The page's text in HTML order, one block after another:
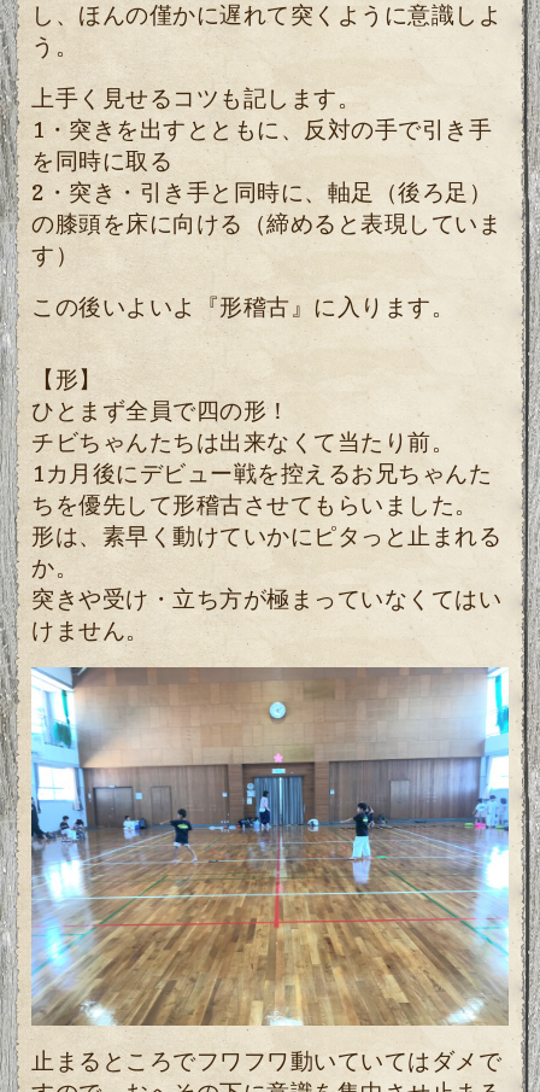
し、ほんの僅かに遅れて突くように意識しよ
う。
上手く見せるコツも記します。
1・突きを出すとともに、反対の手で引き手
を同時に取る
2・突き・引き手と同時に、軸足（後ろ足）
の膝頭を床に向ける（締めると表現していま
す）
この後いよいよ『形稽古』に入ります。
【形】
ひとまず全員で四の形！
チビちゃんたちは出来なくて当たり前。
1カ月後にデビュー戦を控えるお兄ちゃんた
ちを優先して形稽古させてもらいました。
形は、素早く動けていかにピタっと止まれる
か。
突きや受け・立ち方が極まっていなくてはい
けません。
止まるところでフワフワ動いていてはダメで